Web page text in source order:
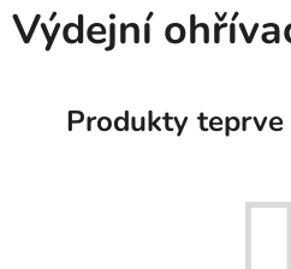
Výdejní
Produkty